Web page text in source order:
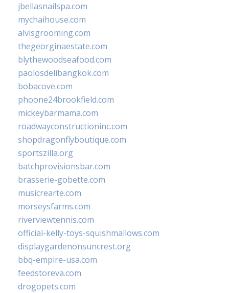
jbellasnailspa.com
mychaihouse.com
alvisgrooming.com
thegeorginaestate.com
blythewoodseafood.com
paolosdelibangkok.com
bobacove.com
phoone24brookfield.com
mickeybarmama.com
roadwayconstructioninc.com
shopdragonflyboutique.com
sportszilla.org
batchprovisionsbar.com
brasserie-gobette.com
musicrearte.com
morseysfarms.com
riverviewtennis.com
official-kelly-toys-squishmallows.com
displaygardenonsuncrest.org
bbq-empire-usa.com
feedstoreva.com
drogopets.com